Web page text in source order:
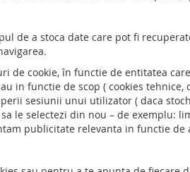
de a stoca date care pot fi
cookie, în functie de entitatea
in functie de scop ( cookies
sesiunii unui utilizator ( daca
le selectezi din nou – de
publicitate relevanta in functie de